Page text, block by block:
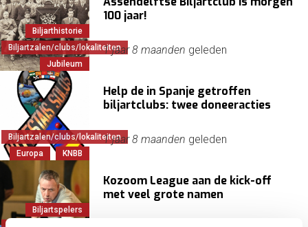
Biljarthistorie
Biljartzalen/clubs/lokaliteiten
Jubileum
100 jaar!
1 jaar 8 maanden geleden
Biljartzalen/clubs/lokaliteiten
Europa
KNBB
Help de in Spanje getroffen
biljartclubs: twee doneeracties
1 jaar 8 maanden geleden
Biljartspelers
Kozoom League aan de kick-off
met veel grote namen